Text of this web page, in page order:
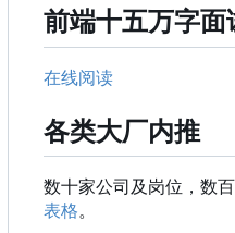
前端十五万字面
在线阅读
各类大厂内推
数十家公司及岗位，数
表格。